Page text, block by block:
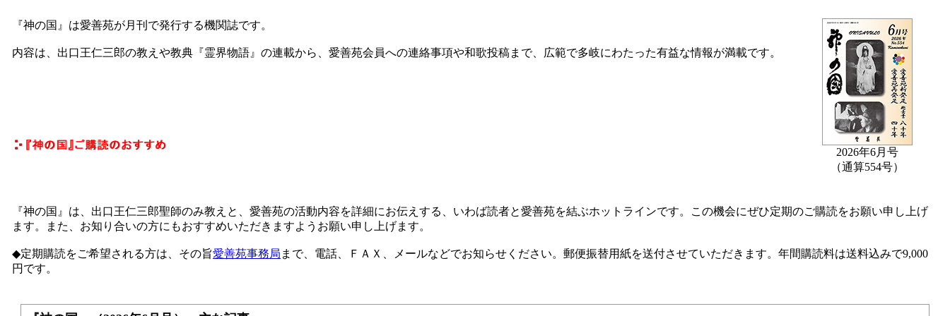
『神の国』は愛善苑が月刊で発行する機関誌です。
内容は、出口王仁三郎の教えや教典『霊界物語』の連載から、愛善苑会員への連絡事項や和歌投稿まで、広範で多岐にわたった有益な情報が満載です。
2026年6月号
（通算554号）
『神の国』は、出口王仁三郎聖師のみ教えと、愛善苑の活動内容を詳細にお伝えする、いわば読者と愛善苑を結ぶホットラインです。この機会にぜひ定期のご購読をお願い申し上げ
ます。また、お知り合いの方にもおすすめいただきますようお願い申し上げます。
◆定期購読をご希望される方は、その旨愛善苑事務局 まで、電話、ＦＡＸ、メールなどでお知らせください。郵便振替用紙を送付させていただきます。年間購読料は送料込みで9,000
円です。